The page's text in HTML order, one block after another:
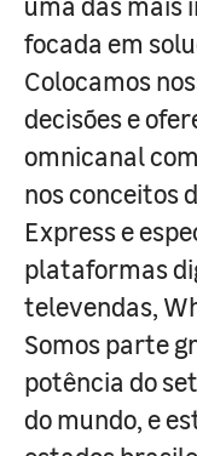
focada em
Colocamos
decisões e
omnicanal
nos conceitos
Express e
plataformas
televendas,
Somos parte
potência do
do mundo, e